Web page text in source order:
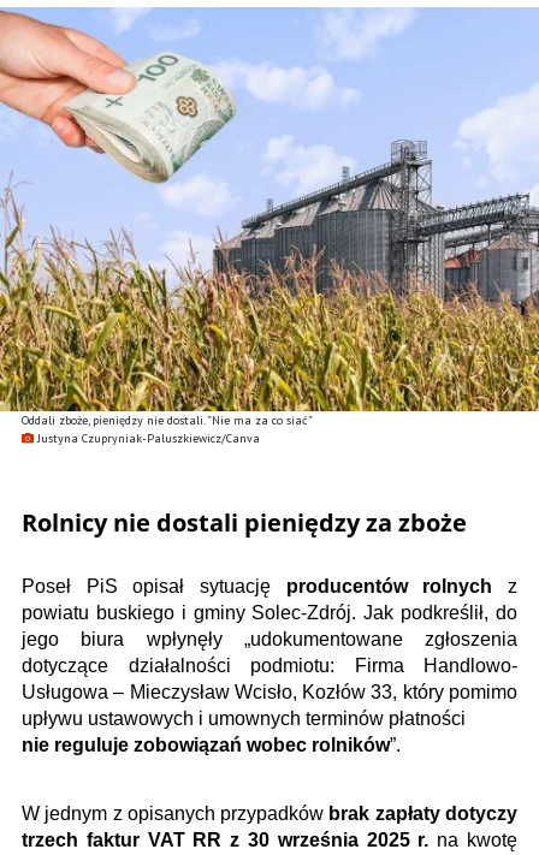
Oddali zboże, pieniędzy nie dostali. ”Nie ma za co siać”
Justyna Czupryniak-Paluszkiewicz/Canva
Rolnicy nie dostali pieniędzy za zboże
Poseł PiS opisał sytuację producentów rolnychz
powiatu buskiego i gminy Solec-Zdrój. Jak podkreślił, do
jego biura wpłynęły „udokumentowane zgłoszenia
dotyczące działalności podmiotu: Firma Handlowo-
Usługowa – Mieczysław Wcisło, Kozłów 33, który pomimo
upływu ustawowych i umownych terminów płatności
nie reguluje zobowiązań wobec rolników”.
W jednym z opisanych przypadków brak zapłaty dotyczy
trzech faktur VAT RR z 30 września 2025 r. na kwotę